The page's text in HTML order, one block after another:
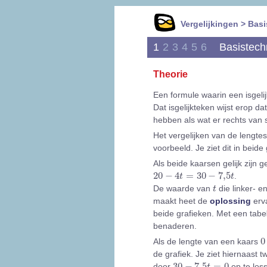
Vergelijkingen >
1 2 3 4 5 6
Theorie
Een formule waarin een
Dat isgelijkteken wijst erop
hebben als wat er rechts van
Het vergelijken van de
voorbeeld. Je ziet dit in beide
Als beide kaarsen gelijk zijn
20 − 4t = 30 − 7,5t
20 =30 7,5
De waarde van t
t die linker-
maakt heet de oplossing
beide grafieken. Met een
benaderen.
Als de lengte van een kaars 0
0
de grafiek. Je ziet hiernaast
30 7,5 t=